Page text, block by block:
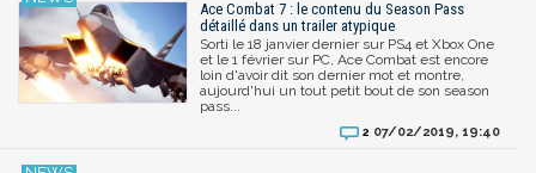
Ace Combat 7 : le contenu du Season Pass
détaillé dans un trailer atypique
Sorti le 18 janvier dernier sur PS4 et Xbox One
et le 1 février sur PC, Ace Combat est encore
loin d'avoir dit son dernier mot et montre,
aujourd'hui un tout petit bout de son season
pass...
2 07/02/2019, 19:40